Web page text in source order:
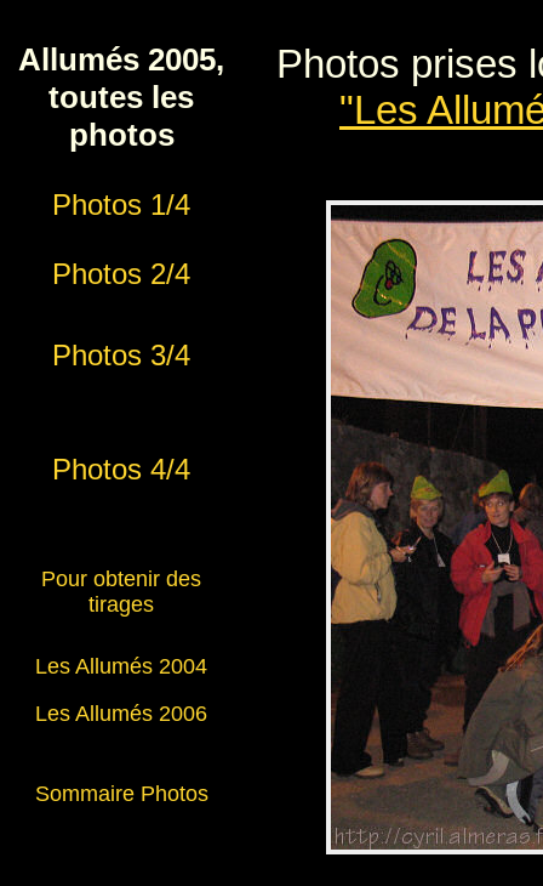
Allumés 2005,
toutes les
photos
Photos 1/4
Photos 2/4
Photos 3/4
Photos 4/4
Pour obtenir des
tirages
Les Allumés 2004
Les Allumés 2006
Sommaire Photos
Photos prises
"Les